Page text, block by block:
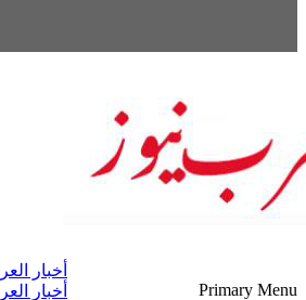
Primary Menu